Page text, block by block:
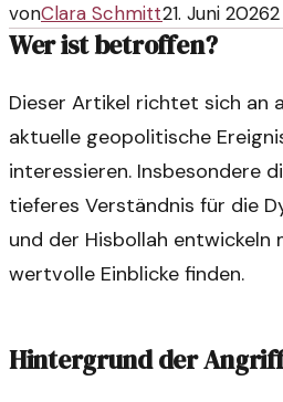
vonClara Schmitt21. Juni 20262
Wer ist betroffen?
Dieser Artikel richtet sich an
aktuelle geopolitische
interessieren. Insbesondere
tieferes Verständnis für die
und der Hisbollah entwickeln
wertvolle Einblicke finden.
Hintergrund der